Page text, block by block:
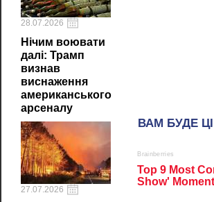
28.07.2026
Нічим воювати
далі: Трамп
визнав
виснаження
американського
арсеналу
27.07.2026